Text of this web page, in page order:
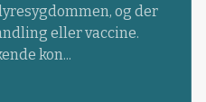
og der
eller vaccine.
kon...